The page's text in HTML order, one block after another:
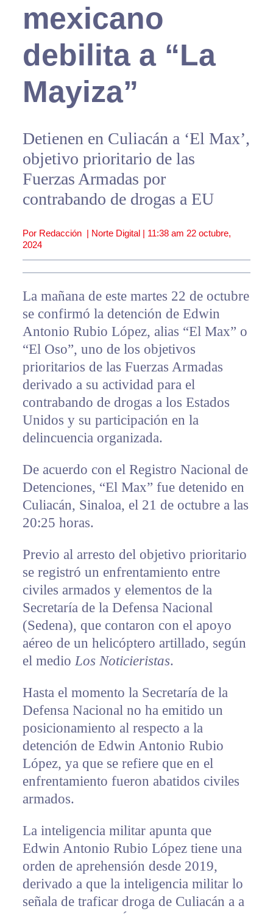
mexicano
debilita a “La
Mayiza”
Detienen en Culiacán a ‘El Max’,
objetivo prioritario de las
Fuerzas Armadas por
contrabando de drogas a EU
Por Redacción | Norte Digital | 11:38 am 22 octubre,
2024
La mañana de este martes 22 de octubre
se confirmó la detención de Edwin
Antonio Rubio López, alias “El Max” o
“El Oso”, uno de los objetivos
prioritarios de las Fuerzas Armadas
derivado a su actividad para el
contrabando de drogas a los Estados
Unidos y su participación en la
delincuencia organizada.
De acuerdo con el Registro Nacional de
Detenciones, “El Max” fue detenido en
Culiacán, Sinaloa, el 21 de octubre a las
20:25 horas.
Previo al arresto del objetivo prioritario
se registró un enfrentamiento entre
civiles armados y elementos de la
Secretaría de la Defensa Nacional
(Sedena), que contaron con el apoyo
aéreo de un helicóptero artillado, según
el medio Los Noticieristas.
Hasta el momento la Secretaría de la
Defensa Nacional no ha emitido un
posicionamiento al respecto a la
detención de Edwin Antonio Rubio
López, ya que se refiere que en el
enfrentamiento fueron abatidos civiles
armados.
La inteligencia militar apunta que
Edwin Antonio Rubio López tiene una
orden de aprehensión desde 2019,
derivado a que la inteligencia militar lo
señala de traficar droga de Culiacán a a